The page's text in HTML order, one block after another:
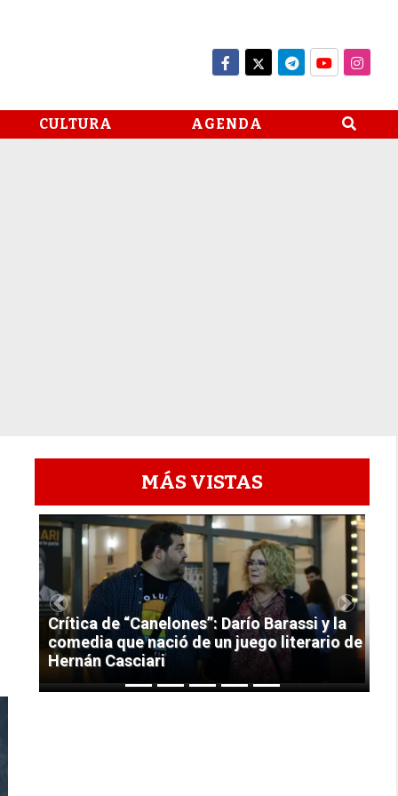
CULTURA AGENDA
MÁS VISTAS
1
Crítica de “Canelones”: Darío Barassi y la
comedia que nació de un juego literario de
Hernán Casciari
Previous Next